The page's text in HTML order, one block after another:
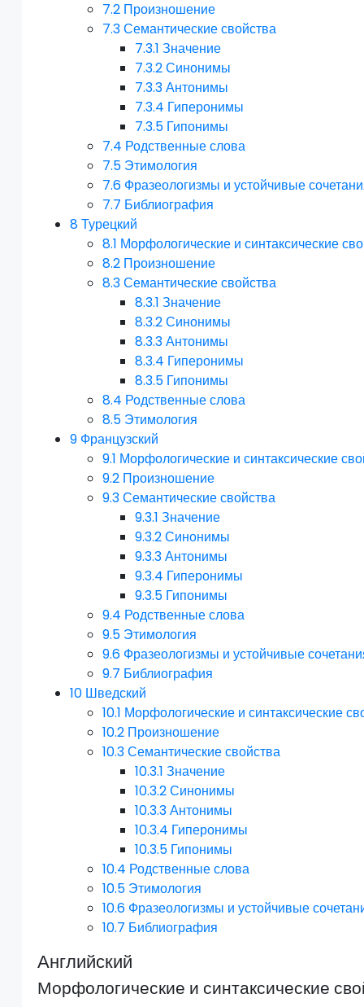
7.2 Произношение
7.3Семантические свойства
7.3.1 Значение
7.3.2Синонимы
7.3.3Антонимы
7.3.4 Гиперонимы
7.3.5 Гипонимы
7.4 Родственные слова
7.5 Этимология
7.6 Фразеологизмы и устойчивые
7.7 Библиография
8Турецкий
8.1 Морфологические и синтаксические
8.2 Произношение
8.3Семантические свойства
8.3.1 Значение
8.3.2Синонимы
8.3.3Антонимы
8.3.4 Гиперонимы
8.3.5 Гипонимы
8.4 Родственные слова
8.5 Этимология
9 Французский
9.1 Морфологические и синтаксические
9.2 Произношение
9.3Семантические свойства
9.3.1 Значение
9.3.2Синонимы
9.3.3Антонимы
9.3.4 Гиперонимы
9.3.5 Гипонимы
9.4 Родственные слова
9.5 Этимология
9.6 Фразеологизмы и устойчивые
9.7 Библиография
10 Шведский
10.1 Морфологические и синтаксические
10.2 Произношение
10.3Семантические свойства
10.3.1 Значение
10.3.2Синонимы
10.3.3Антонимы
10.3.4 Гиперонимы
10.3.5 Гипонимы
10.4 Родственные слова
10.5 Этимология
10.6 Фразеологизмы и устойчивые
10.7 Библиография
Английский
Морфологические и синтаксические